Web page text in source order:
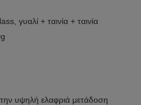
γυαλί + ταινία + ταινία
υψηλή ελαφριά μετάδοση